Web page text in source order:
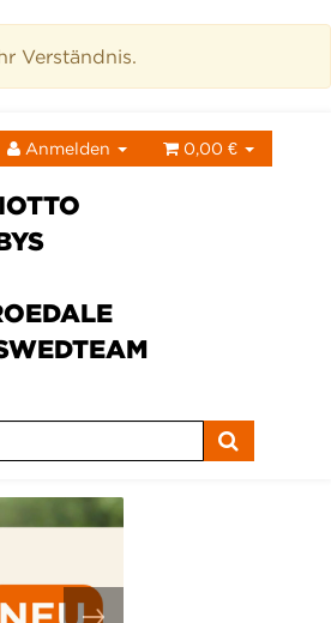
Verständnis.
Anmelden 0,00 €